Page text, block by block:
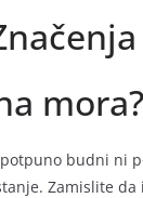
mora?
budni ni
Zamislite